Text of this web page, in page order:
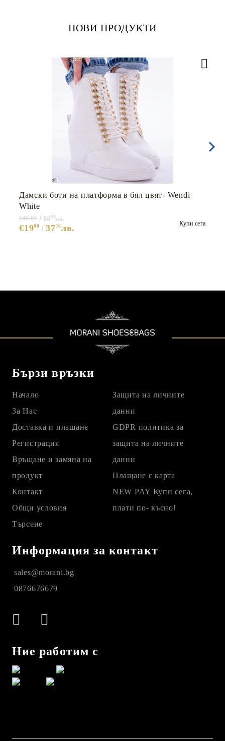
НОВИ ПРОДУКТИ
Дамски боти на платформа в бял цвят- Wendi
White
€1900 3716лв.
€46.01 8999лв.
Купи сега
Бързи връзки
Начало
За Нас
Доставка и плащане
Регистрация
Връщане и замяна на
продукт
Контакт
Общи условия
Търсене
Защита на личните
данни
GDPR политика за
защита на личните
данни
Плащане с карта
NEW PAY Купи сега,
плати по- късно!
Информация за контакт
sales@morani.bg
0876676679
Ние работим с